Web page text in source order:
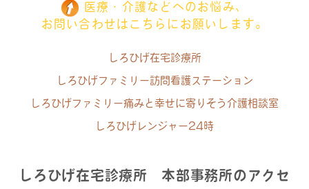
医療・介護などへのお悩み、
お問い合わせはこちらにお願いします。
しろひげ在宅診療所
しろひげファミリー訪問看護ステーション
しろひげファミリー痛みと幸せに寄りそう介護相談室
しろひげレンジャー24時
しろひげ在宅診療所 本部事務所のアクセ